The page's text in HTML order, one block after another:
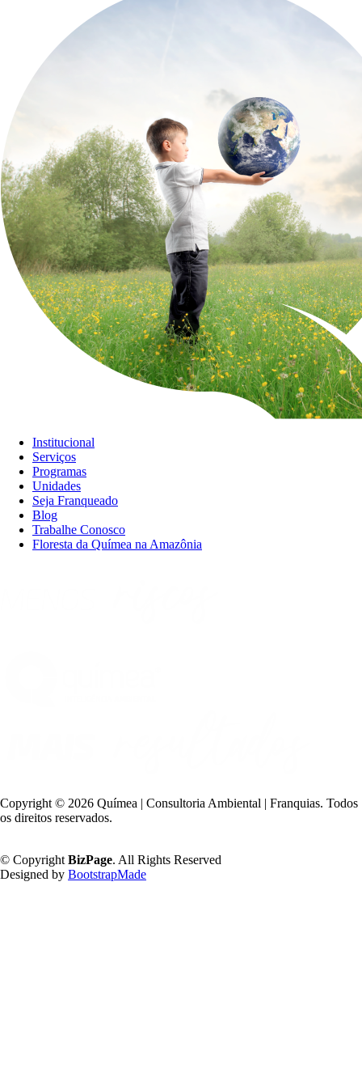
Institucional
Serviços
Programas
Unidades
Seja Franqueado
Blog
Trabalhe Conosco
Floresta da Químea na Amazônia
Copyright © 2026 Químea | Consultoria Ambiental | Franquias. Todos
os direitos reservados.
© CopyrightBizPage. All Rights Reserved
Designed by BootstrapMade